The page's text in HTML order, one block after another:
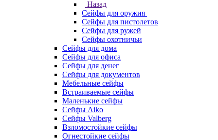
Назад
Cейфы для оружия
Сейфы для пистолетов
Сейфы для ружей
Сейфы охотничьи
Cейфы для дома
Cейфы для офиса
Сейфы для денег
Сейфы для документов
Мебельные сейфы
Встраиваемые сейфы
Маленькие сейфы
Сейфы Aiko
Сейфы Valberg
Взломостойкие сейфы
Огнестойкие сейфы